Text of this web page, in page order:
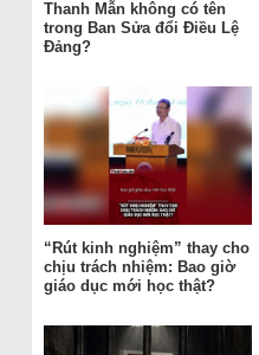
Thanh Mẫn không có tên
trong Ban Sửa đổi Điều Lệ
Đảng?
“Rút kinh nghiệm” thay cho
chịu trách nhiệm: Bao giờ
giáo dục mới học thật?